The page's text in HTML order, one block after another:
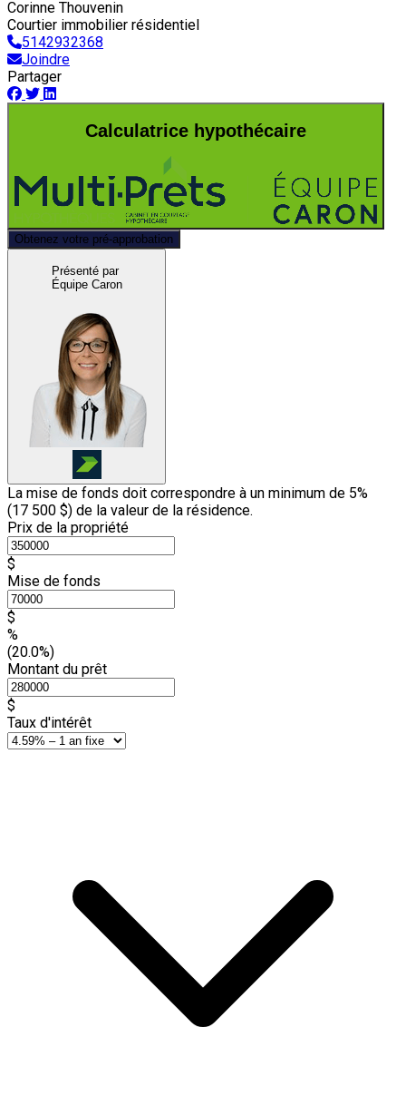
Corinne Thouvenin
Courtier immobilier résidentiel
5142932368
Joindre
Partager
Calculatrice hypothécaire
Obtenez votre pré-approbation
Présenté par
Équipe Caron
La mise de fonds doit correspondre à un minimum de 5%
(17 500 $) de la valeur de la résidence.
Prix de la propriété
$
Mise de fonds
$
%
(20.0%)
Montant du prêt
$
Taux d'intérêt